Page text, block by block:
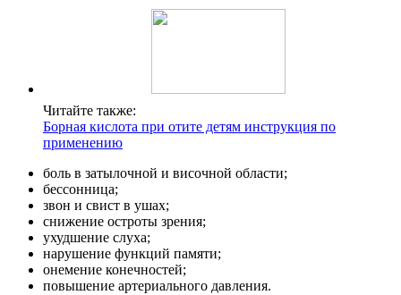
Читайте также:
Борная кислота при отите детям инструкция по
применению
боль в затылочной и височной области;
бессонница;
звон и свист в ушах;
снижение остроты зрения;
ухудшение слуха;
нарушение функций памяти;
онемение конечностей;
повышение артериального давления.